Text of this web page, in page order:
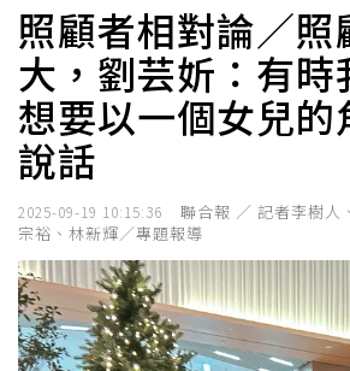
照顧者相對論／照
大，劉芸妡：有時
想要以一個女兒的
說話
2025-09-19 10:15:36
聯合報 ／ 記者李樹人
宗裕、林新輝／專題報導